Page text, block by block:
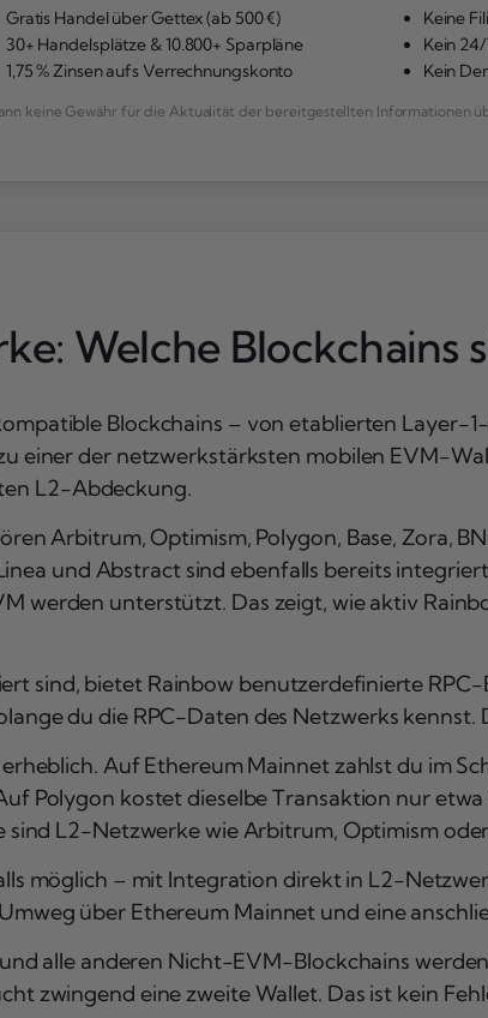
Gratis Handel über Gettex (ab 500 €)
30+ Handelsplätze & 10.800+ Sparpläne
1,75 % Zinsen aufs Verrechnungskonto
Keine
Kein
Kein
keine Gewähr für die Aktualität der bereitgestellten Informationen
Welche Blockchains
Blockchains – von etablierten Layer-
einer der netzwerkstärksten mobilen EVM-
L2-Abdeckung.
Arbitrum, Optimism, Polygon, Base, Zora,
und Abstract sind ebenfalls bereits
werden unterstützt. Das zeigt, wie aktiv
sind, bietet Rainbow benutzerdefinierte
du die RPC-Daten des Netzwerks
Auf Ethereum Mainnet zahlst du im
Polygon kostet dieselbe Transaktion nur etwa
L2-Netzwerke wie Arbitrum, Optimism
möglich – mit Integration direkt in L2-
über Ethereum Mainnet und eine
alle anderen Nicht-EVM-Blockchains
zwingend eine zweite Wallet. Das ist kein